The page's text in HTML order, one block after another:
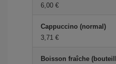
6,00 €
Cappuccino (normal)
3,71 €
Boisson fraîche